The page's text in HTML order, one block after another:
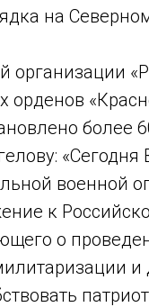
на
организации
орденов
более
военной
к
о